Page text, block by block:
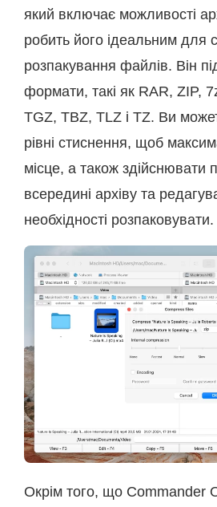
який включає можливості
робить його ідеальним для
розпакування файлів. Він
формати, такі як RAR, ZIP,
TGZ, TBZ, TLZ і TZ. Ви
рівні стиснення, щоб
місце, а також
всередині архіву та
необхідності розпаковувати.
Окрім того, що Commander